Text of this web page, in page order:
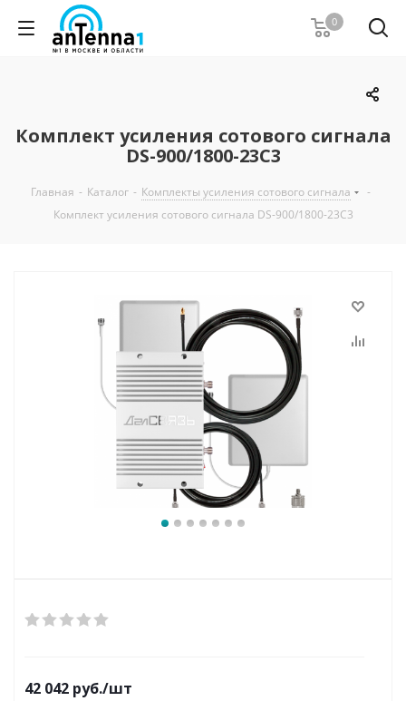
0
Комплект усиления сотового сигнала
DS-900/1800-23C3
Главная - Каталог - Комплекты усиления сотового сигнала
-
Комплект усиления сотового сигнала DS-900/1800-23C3
42 042 руб./шт